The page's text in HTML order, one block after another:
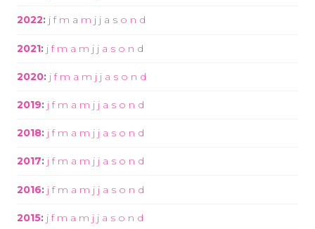
2022: j f m a m j j a s o n d
2021: j f m a m j j a s o n d
2020: j f m a m j j a s o n d
2019: j f m a m j j a s o n d
2018: j f m a m j j a s o n d
2017: j f m a m j j a s o n d
2016: j f m a m j j a s o n d
2015: j f m a m j j a s o n d